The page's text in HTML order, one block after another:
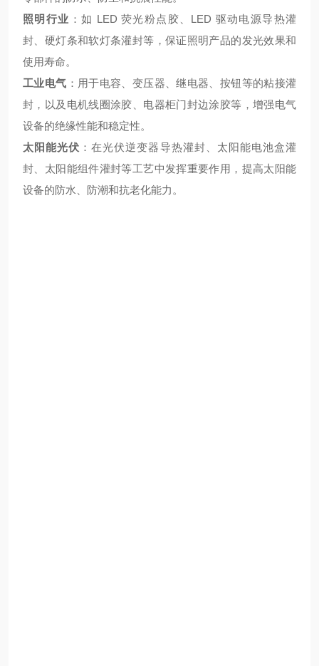
照明行业 ：如 LED 荧光粉点胶、LED 驱动电源导热灌
封、硬灯条和软灯条灌封等，保证照明产品的发光效果和
使用寿命。
工业电气 ：用于电容、变压器、继电器、按钮等的粘接灌
封，以及电机线圈涂胶、电器柜门封边涂胶等，增强电气
设备的绝缘性能和稳定性。
太阳能光伏 ：在光伏逆变器导热灌封、太阳能电池盒灌
封、太阳能组件灌封等工艺中发挥重要作用，提高太阳能
设备的防水、防潮和抗老化能力。